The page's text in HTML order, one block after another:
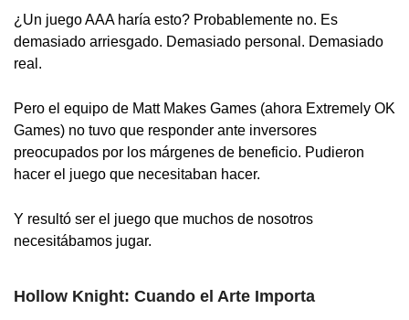
¿Un juego AAA haría esto? Probablemente no. Es
demasiado arriesgado. Demasiado personal. Demasiado
real.
Pero el equipo de Matt Makes Games (ahora Extremely OK
Games) no tuvo que responder ante inversores
preocupados por los márgenes de beneficio. Pudieron
hacer el juego que necesitaban hacer.
Y resultó ser el juego que muchos de nosotros
necesitábamos jugar.
Hollow Knight: Cuando el Arte Importa